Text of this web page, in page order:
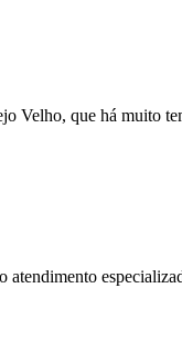
Velho, que há muito
o atendimento